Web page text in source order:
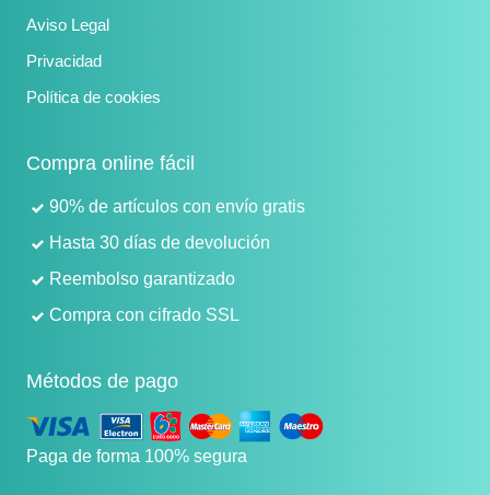
Aviso Legal
Privacidad
Política de cookies
Compra online fácil
90% de artículos con envío gratis
Hasta 30 días de devolución
Reembolso garantizado
Compra con cifrado SSL
Métodos de pago
Paga de forma 100% segura